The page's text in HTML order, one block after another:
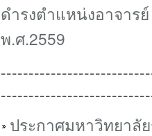
ดำรงตำแหน่งอาจาร
พ.ศ.2559
ประกาศมหาวิทยาลั